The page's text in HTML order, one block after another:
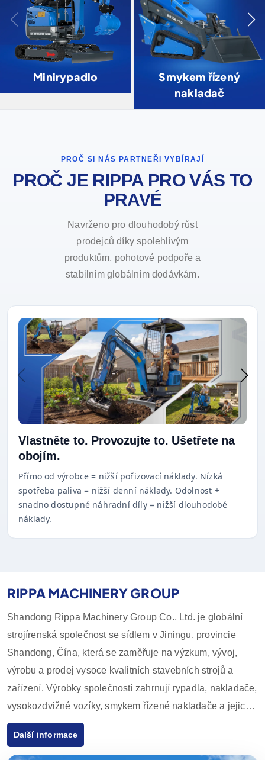
Minirypadlo
Smykem řízený
nakladač
PROČ SI NÁS PARTNEŘI VYBÍRAJÍ
PROČ JE RIPPA PRO VÁS TO
PRAVÉ
Navrženo pro dlouhodobý růst
prodejců díky spolehlivým
produktům, pohotové podpoře a
stabilním globálním dodávkám.
Vlastněte to. Provozujte to. Ušetřete na
obojím.
Přímo od výrobce = nižší pořizovací náklady. Nízká
spotřeba paliva = nižší denní náklady. Odolnost +
snadno dostupné náhradní díly = nižší dlouhodobé
náklady.
RIPPA MACHINERY GROUP
Shandong Rippa Machinery Group Co., Ltd. je globální
strojírenská společnost se sídlem v Jiningu, provincie
Shandong, Čína, která se zaměřuje na výzkum, vývoj,
výrobu a prodej vysoce kvalitních stavebních strojů a
zařízení. Výrobky společnosti zahrnují rypadla, nakladače,
vysokozdvižné vozíky, smykem řízené nakladače a jejich
příslušenství, které se široce používají v zemědělství,
Další informace